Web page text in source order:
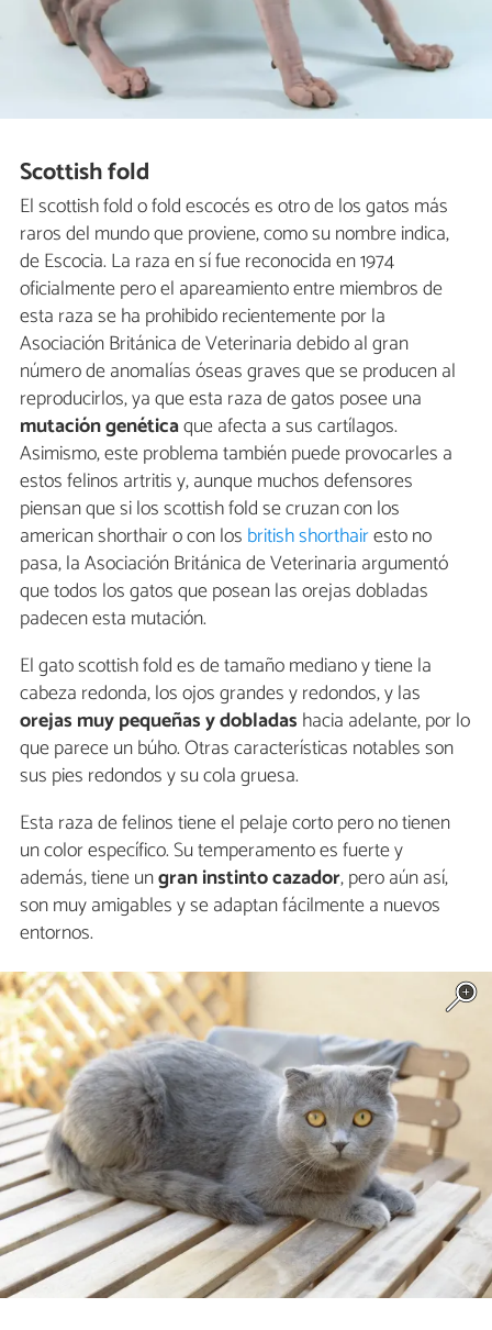
Scottish fold
El scottish fold o fold escocés es otro de los gatos más
raros del mundo que proviene, como su nombre indica,
de Escocia. La raza en sí fue reconocida en 1974
oficialmente pero el apareamiento entre miembros de
esta raza se ha prohibido recientemente por la
Asociación Británica de Veterinaria debido al gran
número de anomalías óseas graves que se producen al
reproducirlos, ya que esta raza de gatos posee una
mutación genéticaque afecta a sus cartílagos.
Asimismo, este problema también puede provocarles a
estos felinos artritis y, aunque muchos defensores
piensan que si los scottish fold se cruzan con los
american shorthair o con los british shorthairesto no
pasa, la Asociación Británica de Veterinaria argumentó
que todos los gatos que posean las orejas dobladas
padecen esta mutación.
El gato scottish fold es de tamaño mediano y tiene la
cabeza redonda, los ojos grandes y redondos, y las
orejas muy pequeñas y dobladas hacia adelante, por lo
que parece un búho. Otras características notables son
sus pies redondos y su cola gruesa.
Esta raza de felinos tiene el pelaje corto pero no tienen
un color específico. Su temperamento es fuerte y
además, tiene ungran instinto cazador, pero aún así,
son muy amigables y se adaptan fácilmente a nuevos
entornos.